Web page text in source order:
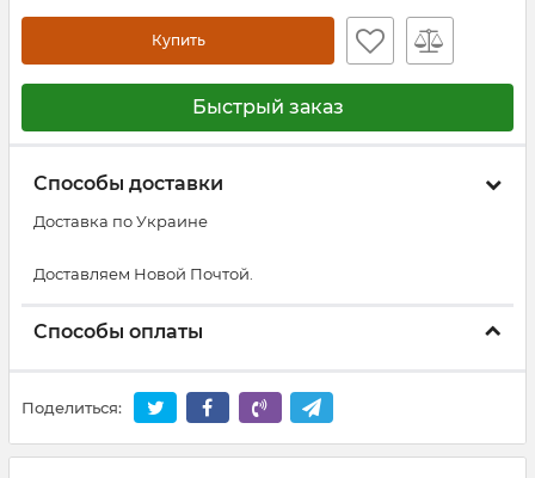
Купить
Быстрый заказ
Способы доставки
Доставка по Украине
Доставляем Новой Почтой.
Способы оплаты
Поделиться: